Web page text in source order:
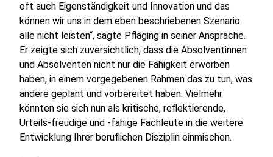
oft auch Eigenständigkeit und Innovation und das
können wir uns in dem eben beschriebenen Szenario
alle nicht leisten“, sagte Pfläging in seiner Ansprache.
Er zeigte sich zuversichtlich, dass die Absolventinnen
und Absolventen nicht nur die Fähigkeit erworben
haben, in einem vorgegebenen Rahmen das zu tun, was
andere geplant und vorbereitet haben. Vielmehr
könnten sie sich nun als kritische, reflektierende,
Urteils-freudige und -fähige Fachleute in die weitere
Entwicklung Ihrer beruflichen Disziplin einmischen.